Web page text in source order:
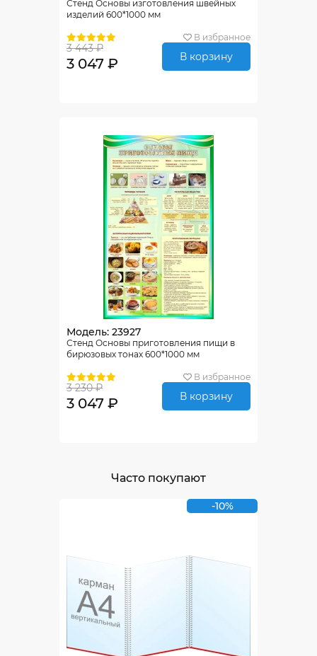
Стенд Основы изготовления швейных
изделий 600*1000 мм
В избранное
3 443 ₽
3 047 ₽ В корзину
Модель: 23927
Стенд Основы приготовления пищи в
бирюзовых тонах 600*1000 мм
В избранное
3 230 ₽
3 047 ₽ В корзину
Часто покупают
-10%